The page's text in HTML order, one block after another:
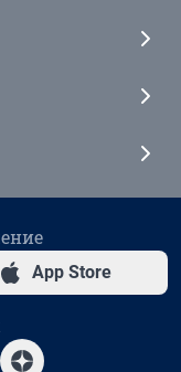
App Store